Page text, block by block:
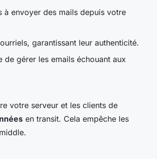
à envoyer des mails depuis votre
garantissant leur authenticité.
gérer les emails échouant aux
votre serveur et les clients de
en transit. Cela empêche les